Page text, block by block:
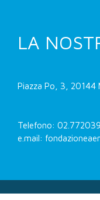
LA
Piazza Po, 3, 20144
Telefono:
e.mail: